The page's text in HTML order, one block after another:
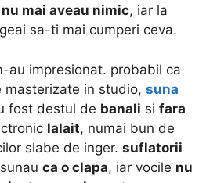
nu mai aveau nimic, iar la
sa-ti mai cumperi ceva.
au impresionat. probabil ca
masterizate in studio, suna
fost destul de banali si fara
lalait, numai bun de
slabe de inger. suflatorii
ca o clapa, iar vocile nu